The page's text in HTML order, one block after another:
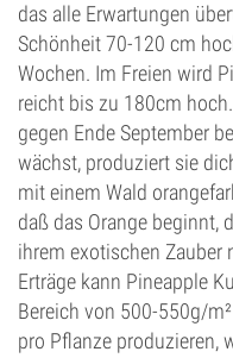
das alle Erwartungen
Schönheit 70-120 cm
Wochen. Im Freien wird
reicht bis zu 180cm
gegen Ende September
wächst, produziert sie
mit einem Wald
daß das Orange beginnt,
ihrem exotischen Zauber
Erträge kann Pineapple
Bereich von 500-550g/
pro Pflanze produzieren,